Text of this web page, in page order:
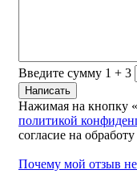
Введите сумму 1 + 3
Нажимая на кнопку
политикой
согласие на
Почему мой отзыв